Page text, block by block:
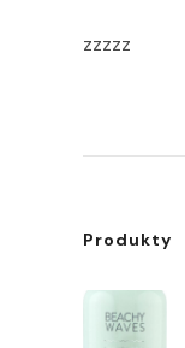
zzzzz
Produkty